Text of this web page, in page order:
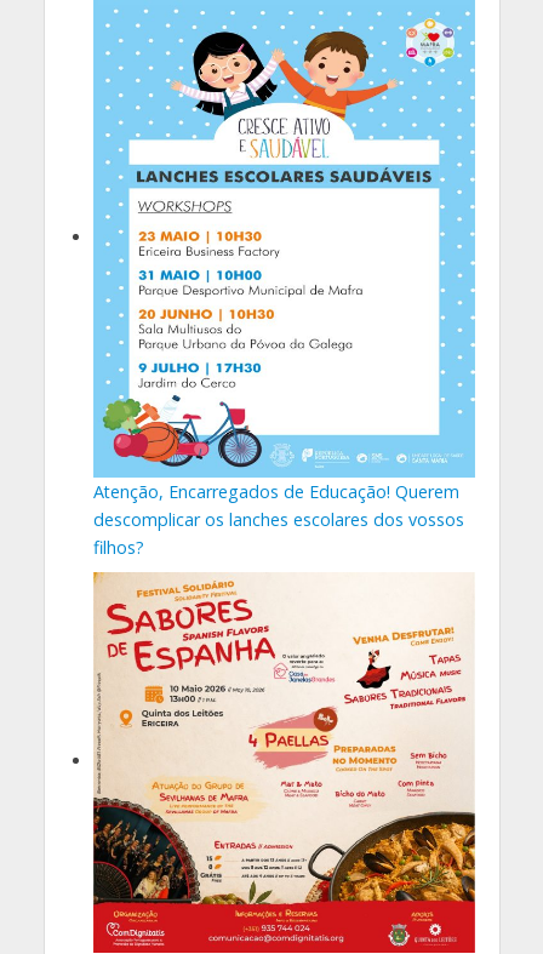
Atenção, Encarregados de Educação! Querem
descomplicar os lanches escolares dos vossos
filhos?